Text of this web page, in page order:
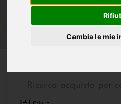
Cambia le mie